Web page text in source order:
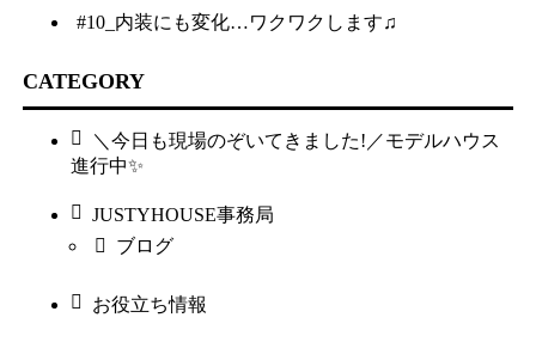
#10_内装にも変化…ワクワクします♫
CATEGORY
＼今日も現場のぞいてきました!／モデルハウス
進行中✨
JUSTYHOUSE事務局
ブログ
お役立ち情報